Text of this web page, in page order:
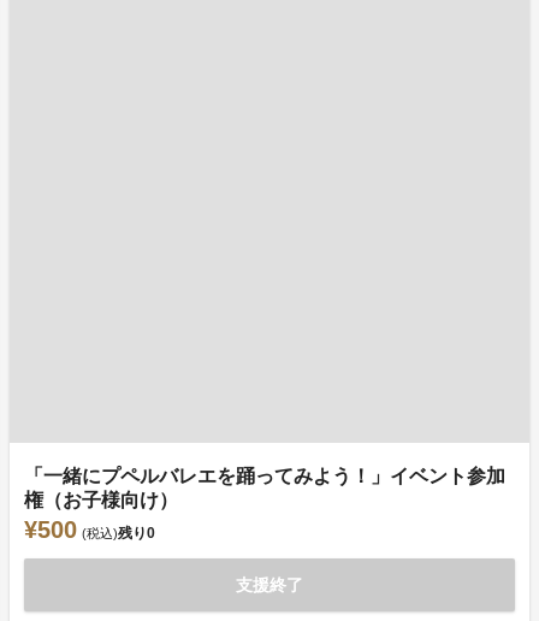
「一緒にプペルバレエを踊ってみよう！」イベント参加
権（お子様向け）
¥500 (税込)残り0
支援終了